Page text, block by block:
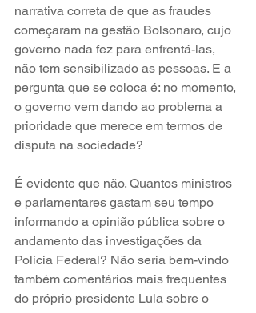
narrativa correta de que as fraudes
começaram na gestão Bolsonaro, cujo
governo nada fez para enfrentá-las,
não tem sensibilizado as pessoas. E a
pergunta que se coloca é: no momento,
o governo vem dando ao problema a
prioridade que merece em termos de
disputa na sociedade?
É evidente que não. Quantos ministros
e parlamentares gastam seu tempo
informando a opinião pública sobre o
andamento das investigações da
Polícia Federal? Não seria bem-vindo
também comentários mais frequentes
do próprio presidente Lula sobre o